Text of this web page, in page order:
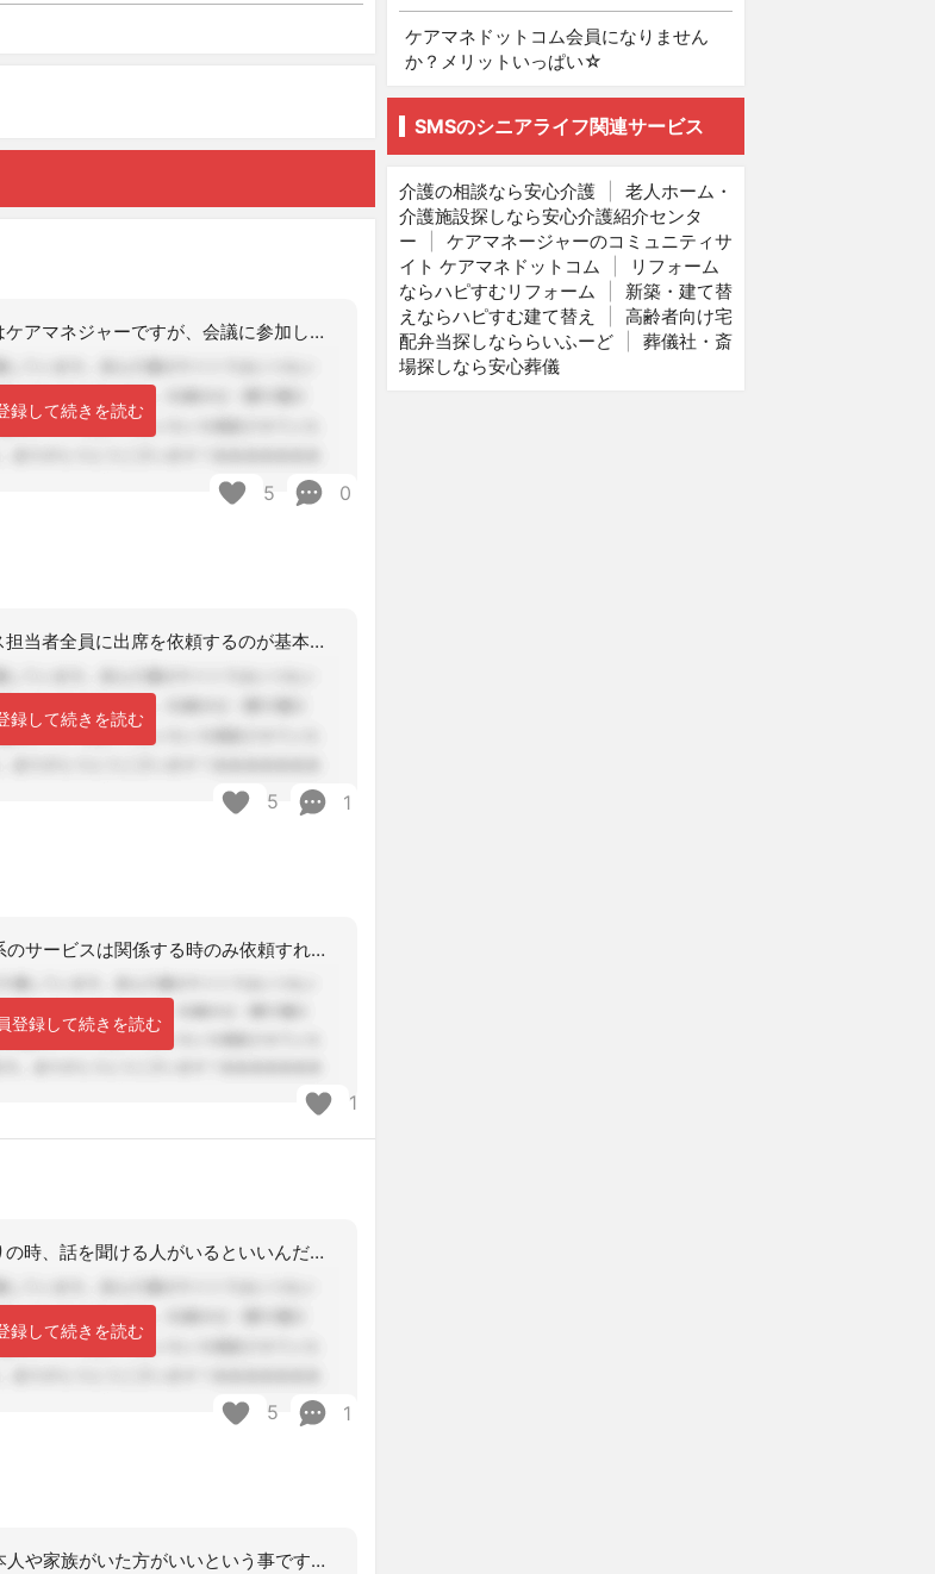
サービス担当者会議の主催者はケアマネジャーですが、会議に参加してもらうメンバーを
録して続きを読む
5 0
おはようございます。サービス担当者全員に出席を依頼するのが基本です。医療系は、介
録して続きを読む
5 1
有難うございます。医療系のサービスは関係する時のみ依頼すれば良いのですね。勉強に
登録して続きを読む
1
地元のケアマネ会などの集まりの時、話を聞ける人がいるといいんだけどね・・・。他の
録して続きを読む
5 1
なるほどですね。やはり本人や家族がいた方がいいという事ですね。勉強になります。有
ケアマネドットコム会員になりません
か？メリットいっぱい☆
SMSのシニアライフ関連サービス
介護の相談なら安心介護
老人ホーム・
介護施設探しなら安心介護紹介センタ
ー
ケアマネージャーのコミュニティサ
イト ケアマネドットコム
リフォーム
ならハピすむリフォーム
新築・建て替
えならハピすむ建て替え
高齢者向け宅
配弁当探しなららいふーど
葬儀社・斎
場探しなら安心葬儀